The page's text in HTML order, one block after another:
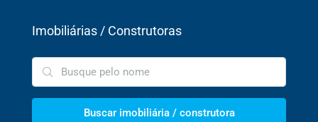
Imobiliárias / Construtoras
Buscar imobiliária / construtora